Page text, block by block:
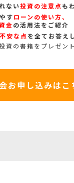
ない投資の注意点 も
すローンの使い方、
金の活用法をご紹介
安な点 を全てお答え
資の書籍をプレゼント
お申し込みはこ